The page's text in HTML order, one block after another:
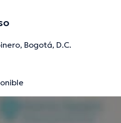
Bogotá, D.C.